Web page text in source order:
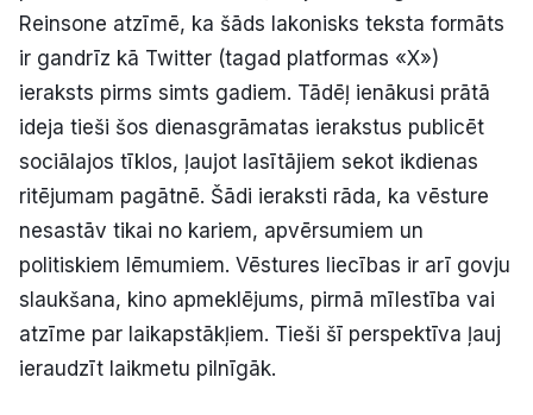
Reinsone atzīmē, ka šāds lakonisks teksta formāts
ir gandrīz kā Twitter (tagad platformas «X»)
ieraksts pirms simts gadiem. Tādēļ ienākusi prātā
ideja tieši šos dienasgrāmatas ierakstus publicēt
sociālajos tīklos, ļaujot lasītājiem sekot ikdienas
ritējumam pagātnē. Šādi ieraksti rāda, ka vēsture
nesastāv tikai no kariem, apvērsumiem un
politiskiem lēmumiem. Vēstures liecības ir arī govju
slaukšana, kino apmeklējums, pirmā mīlestība vai
atzīme par laikapstākļiem. Tieši šī perspektīva ļauj
ieraudzīt laikmetu pilnīgāk.